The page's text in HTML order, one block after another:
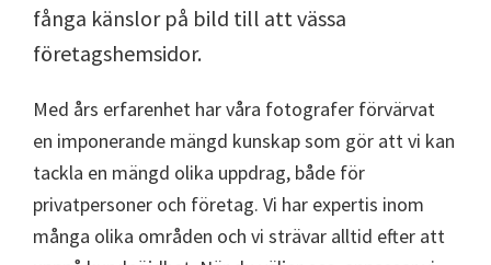
fånga känslor på bild till att vässa
företagshemsidor.
Med års erfarenhet har våra fotografer förvärvat
en imponerande mängd kunskap som gör att vi kan
tackla en mängd olika uppdrag, både för
privatpersoner och företag. Vi har expertis inom
många olika områden och vi strävar alltid efter att